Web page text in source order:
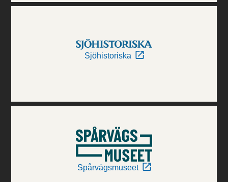
Sjöhistoriska
Spårvägsmuseet